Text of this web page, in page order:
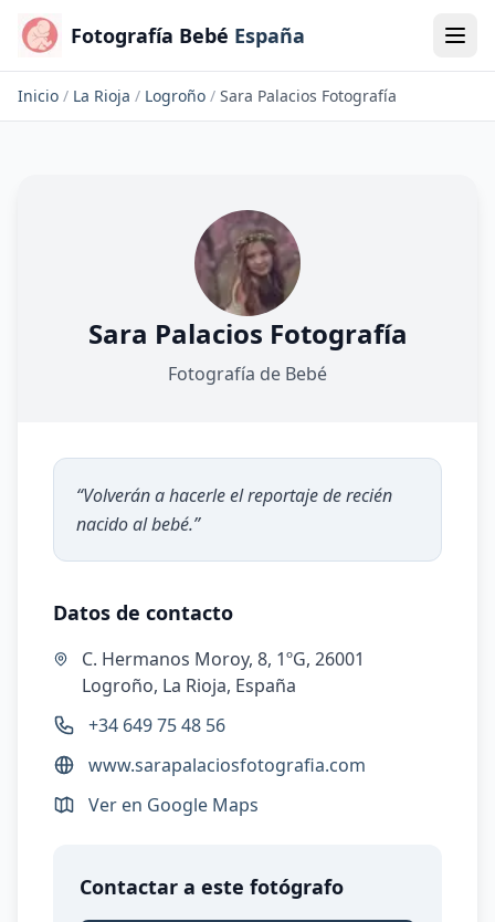
Fotografía Bebé España
Inicio / La Rioja / Logroño / Sara Palacios Fotografía
Sara Palacios Fotografía
Fotografía de Bebé
“Volverán a hacerle el reportaje de recién
nacido al bebé.”
Datos de contacto
C. Hermanos Moroy, 8, 1ºG, 26001
Logroño, La Rioja, España
+34 649 75 48 56
www.sarapalaciosfotografia.com
Ver en Google Maps
Contactar a este fotógrafo